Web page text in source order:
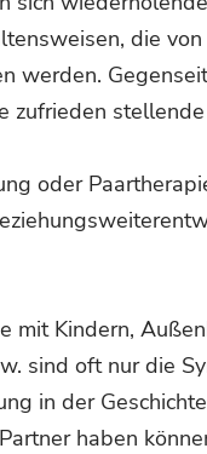
die
werden.
zufrieden
oder
mit Kindern,
sind oft nur die
in der
haben